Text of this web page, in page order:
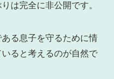
は完全に非公開です。
る息子を守るために情
ると考えるのが自然で